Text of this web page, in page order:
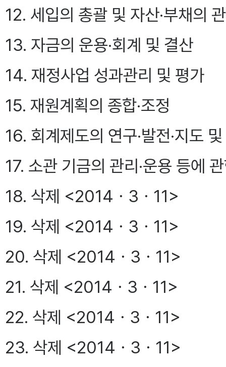
12. 세입의 총괄 및 자산·부채의
13. 자금의 운용·회계 및 결산
14. 재정사업 성과관리 및 평가
15. 재원계획의 종합·조정
16. 회계제도의 연구·발전·지도
17. 소관 기금의 관리·운용 등에
18. 삭제 <2014ㆍ3ㆍ11>
19. 삭제 <2014ㆍ3ㆍ11>
20. 삭제 <2014ㆍ3ㆍ11>
21. 삭제 <2014ㆍ3ㆍ11>
22. 삭제 <2014ㆍ3ㆍ11>
23. 삭제 <2014ㆍ3ㆍ11>